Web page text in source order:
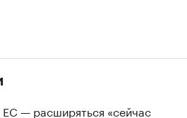
ЕС — расширяться «сейчас